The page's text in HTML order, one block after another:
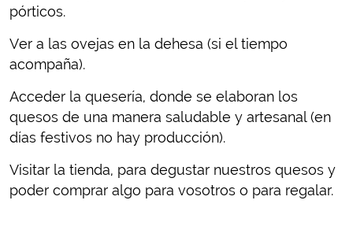
pórticos.
Ver a las ovejas en la dehesa (si el tiempo
acompaña).
Acceder la quesería, donde se elaboran los
quesos de una manera saludable y artesanal (en
días festivos no hay producción).
Visitar la tienda, para degustar nuestros quesos y
poder comprar algo para vosotros o para regalar.